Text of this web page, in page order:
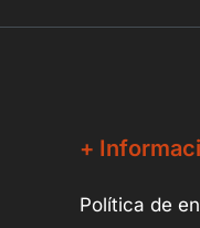
+
Política de